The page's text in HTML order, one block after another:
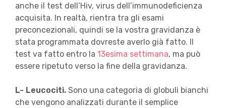
anche il test dell’Hiv, virus dell’immunodeficienza
acquisita. In realtà, rientra tra gli esami
preconcezionali, quindi se la vostra gravidanza è
stata programmata dovreste averlo già fatto. Il
test va fatto entro la 13esima settimana, ma può
essere ripetuto verso la fine della gravidanza.
L- Leucociti.Sono una categoria di globuli bianchi
che vengono analizzati durante il semplice